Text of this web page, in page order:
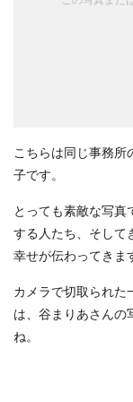
こちらは同じ事務所
子です。
とっても素敵な写
する人たち、そして
幸せが伝わってきま
カメラで切取られた
は、谷まりあさんの
ね。